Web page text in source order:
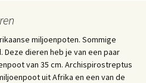
miljoenpoten. Sommige
dieren heb je van een paar
van 35 cm. Archispirostreptus
uit Afrika en een van de